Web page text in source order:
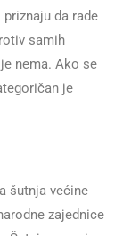
da rade
samih
nema. Ako se
je
šutnja većine
zajednice